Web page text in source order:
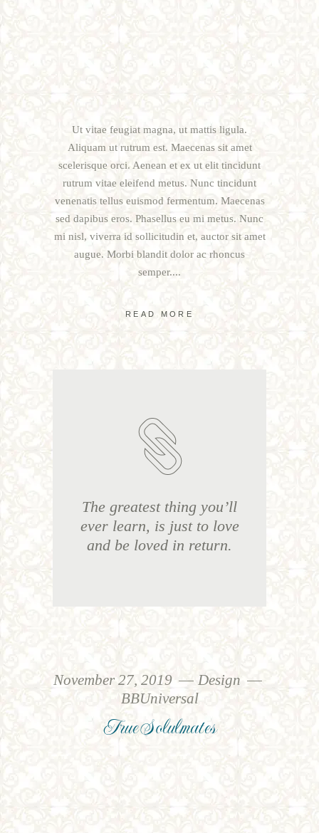
Ut vitae feugiat magna, ut mattis ligula.
Aliquam ut rutrum est. Maecenas sit amet
scelerisque orci. Aenean et ex ut elit tincidunt
rutrum vitae eleifend metus. Nunc tincidunt
venenatis tellus euismod fermentum. Maecenas
sed dapibus eros. Phasellus eu mi metus. Nunc
mi nisl, viverra id sollicitudin et, auctor sit amet
augue. Morbi blandit dolor ac rhoncus
semper.
READ MORE
The greatest thing you’ll
ever learn, is just to love
and be loved in return.
November 27, 2019
Design
BBUniversal
True Solulmates